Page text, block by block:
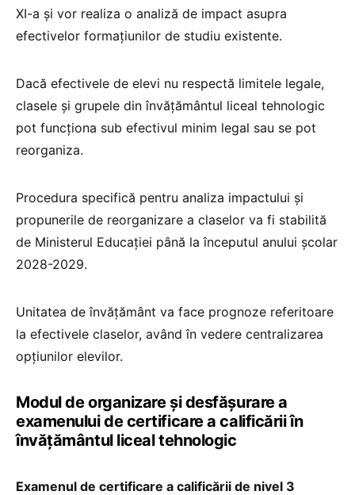
XI-a și vor realiza o analiză de impact asupra
efectivelor formațiunilor de studiu existente.
Dacă efectivele de elevi nu respectă limitele legale,
clasele și grupele din învățământul liceal tehnologic
pot funcționa sub efectivul minim legal sau se pot
reorganiza.
Procedura specifică pentru analiza impactului și
propunerile de reorganizare a claselor va fi stabilită
de Ministerul Educației până la începutul anului școlar
2028-2029.
Unitatea de învățământ va face prognoze referitoare
la efectivele claselor, având în vedere centralizarea
opțiunilor elevilor.
Modul de organizare și desfășurare a
examenului de certificare a calificării în
învățământul liceal tehnologic
Examenul de certificare a calificării de nivel 3